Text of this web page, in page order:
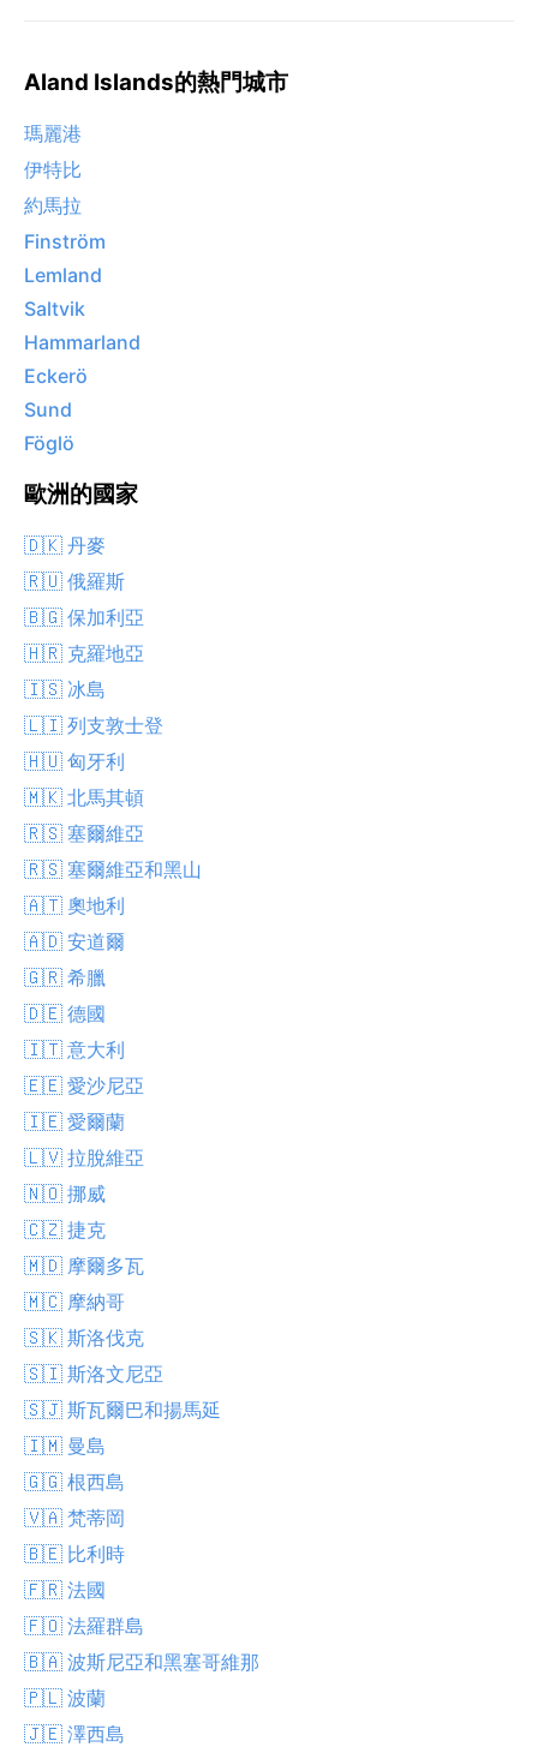
Aland Islands的熱門城市
瑪麗港
伊特比
約馬拉
Finström
Lemland
Saltvik
Hammarland
Eckerö
Sund
Föglö
歐洲的國家
🇩🇰 丹麥
🇷🇺 俄羅斯
🇧🇬 保加利亞
🇭🇷 克羅地亞
🇮🇸 冰島
🇱🇮 列支敦士登
🇭🇺 匈牙利
🇲🇰 北馬其頓
🇷🇸 塞爾維亞
🇷🇸 塞爾維亞和黑山
🇦🇹 奧地利
🇦🇩 安道爾
🇬🇷 希臘
🇩🇪 德國
🇮🇹 意大利
🇪🇪 愛沙尼亞
🇮🇪 愛爾蘭
🇱🇻 拉脫維亞
🇳🇴 挪威
🇨🇿 捷克
🇲🇩 摩爾多瓦
🇲🇨 摩納哥
🇸🇰 斯洛伐克
🇸🇮 斯洛文尼亞
🇸🇯 斯瓦爾巴和揚馬延
🇮🇲 曼島
🇬🇬 根西島
🇻🇦 梵蒂岡
🇧🇪 比利時
🇫🇷 法國
🇫🇴 法羅群島
🇧🇦 波斯尼亞和黑塞哥維那
🇵🇱 波蘭
🇯🇪 澤西島